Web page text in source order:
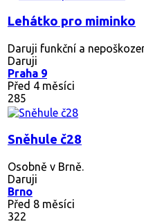
Lehátko pro miminko
Daruji funkční a
Daruji
Praha 9
Před 4 měsíci
285
Sněhule č28
Osobně v Brně.
Daruji
Brno
Před 8 měsíci
322